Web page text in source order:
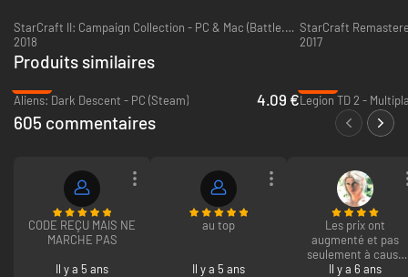
StarCraft II: Campaign Collection - PC & Mac (Battle.net)
2018
StarCraft
2017
Produits similaires
Aliens: Dark Descent - PC (Steam)
4.09 €
605 commentaires
CODE REÇU MAIS NE
MARCHE PAS
Il y a 5 ans
au top
Il y a 5 ans
Les prix ont
augmenté et pas
seulement à cause
de l'intégration de la
Il y a 6 ans